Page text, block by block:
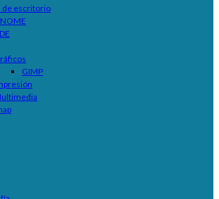
de escritorio
GIMP